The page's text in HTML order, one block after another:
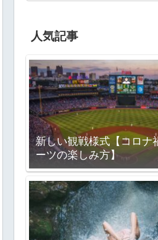
人気記事
新しい観戦様式【コロナ
ーツの楽しみ方】